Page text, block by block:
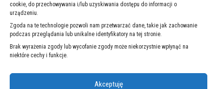
cookie, do przechowywania i/lub uzyskiwania dostępu do informacji o
urządzeniu.
Zgoda na te technologie pozwoli nam przetwarzać dane, takie jak zachowanie
podczas przeglądania lub unikalne identyfikatory na tej stronie.
Brak wyrażenia zgody lub wycofanie zgody może niekorzystnie wpłynąć na
niektóre cechy i funkcje.
Akceptuję